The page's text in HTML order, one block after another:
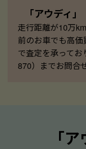
「アウディ
走行距離が10万
前のお車でも高
で査定を承って
870）までお問合
｢ア